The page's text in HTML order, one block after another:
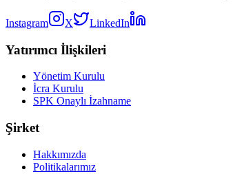
Instagram X LinkedIn
Yatırımcı İlişkileri
Yönetim Kurulu
İcra Kurulu
SPK Onaylı İzahname
Şirket
Hakkımızda
Politikalarımız